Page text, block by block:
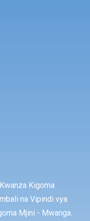
Kigoma
na Vipindi vya
Mjini - Mwanga.